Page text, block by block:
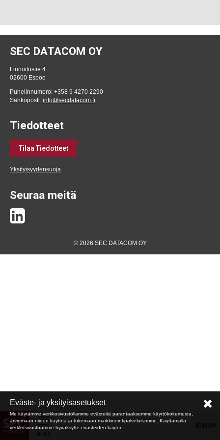
SEC DATACOM OY
Linnoitustie 4
02600 Espoo
Puhelinnumero: +358 9 4270 2290
Sähköposti:info@secdatacom.fi
Tiedotteet
Tilaa Tiedotteet
Yksityisyydensuoja
Seuraa meitä
© 2026 SEC DATACOM OY
Eväste- ja yksityisasetukset
Me käytämme verkkosivustollamme evästeitä parantaaksemme käyttökokemusta,
arviomaan niiden käyttöä ja tukemaan markkinointipalveluitamme. Käyttämällä
verkkosivustoamme hyväksytte evästeiden käytön.